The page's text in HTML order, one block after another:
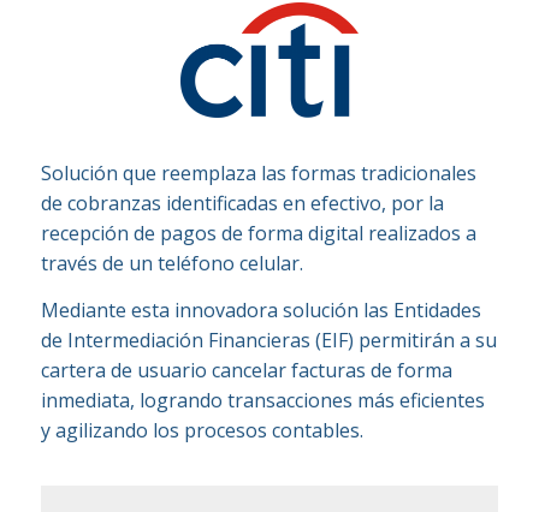
Solución que reemplaza las formas tradicionales
de cobranzas identificadas en efectivo, por la
recepción de pagos de forma digital realizados a
través de un teléfono celular.
Mediante esta innovadora solución las Entidades
de Intermediación Financieras (EIF) permitirán a su
cartera de usuario cancelar facturas de forma
inmediata, logrando transacciones más eficientes
y agilizando los procesos contables.